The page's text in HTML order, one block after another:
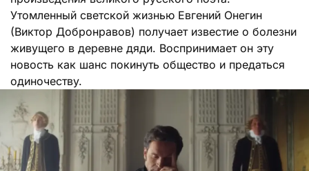
Утомленный светской жизнью Евгений Онегин
(Виктор Добронравов) получает известие о болезни
живущего в деревне дяди. Воспринимает он эту
новость как шанс покинуть общество и предаться
одиночеству.